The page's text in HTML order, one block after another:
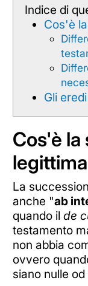
Indice di
Cos'è
Gli
Cos'è la
legittima
La
anche "ab
quando il de
testamento
non abbia
ovvero
siano nulle